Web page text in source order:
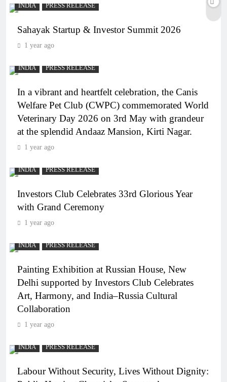
INDIA PRESS RELEASE
Sahayak Startup & Investor Summit 2026
1 year ago
INDIA PRESS RELEASE
In a vibrant and heartfelt celebration, the Canis
Welfare Pet Club (CWPC) commemorated World
Veterinary Day 2026 on 3rd May with grandeur
at the splendid Andaaz Mansion, Kirti Nagar.
1 year ago
INDIA PRESS RELEASE
Investors Club Celebrates 33rd Glorious Year
with Grand Ceremony
1 year ago
INDIA PRESS RELEASE
Painting Exhibition at Russian House, New
Delhi supported by Investors Club Celebrates
Art, Harmony, and India–Russia Cultural
Collaboration
1 year ago
INDIA PRESS RELEASE
Labour Without Security, Lives Without Dignity: